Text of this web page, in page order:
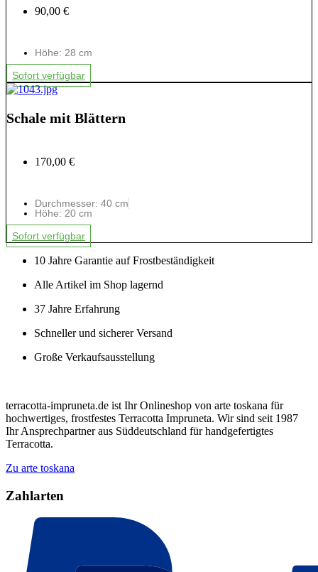
90,00 €
Höhe: 28 cm
Sofort verfügbar
Schale mit Blättern
170,00 €
Durchmesser: 40 cm
Höhe: 20 cm
Sofort verfügbar
10 Jahre Garantie auf Frostbeständigkeit
Alle Artikel im Shop lagernd
37 Jahre Erfahrung
Schneller und sicherer Versand
Große Verkaufsausstellung
terracotta-impruneta.de ist Ihr Onlineshop von arte toskana für
hochwertiges, frostfestes Terracotta Impruneta. Wir sind seit 1987
Ihr Ansprechpartner aus Süddeutschland für handgefertigtes
Terracotta.
Zu arte toskana
Zahlarten